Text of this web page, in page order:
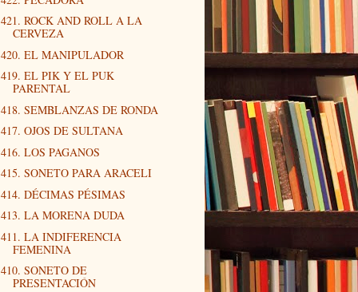
421. ROCK AND ROLL A LA
CERVEZA
420. EL MANIPULADOR
419. EL PIK Y EL PUK
PARENTAL
418. SEMBLANZAS DE RONDA
417. OJOS DE SULTANA
416. LOS PAGANOS
415. SONETO PARA ARACELI
414. DÉCIMAS PÉSIMAS
413. LA MORENA DUDA
411. LA INDIFERENCIA
FEMENINA
410. SONETO DE
PRESENTACIÓN